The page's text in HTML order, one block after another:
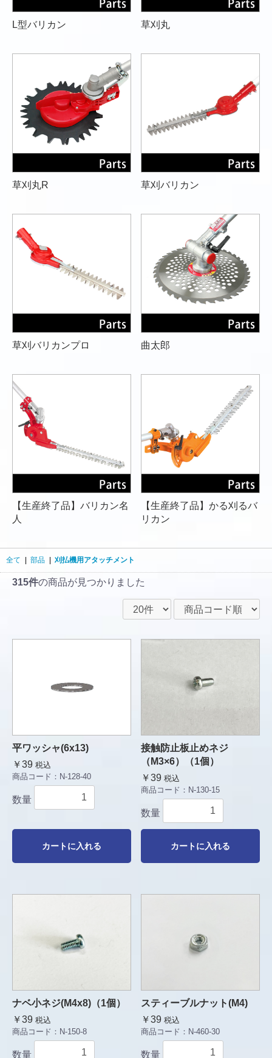
L型バリカン 草刈丸
草刈丸R 草刈バリカン
草刈バリカンプロ 曲太郎
【生産終了品】バリカン名
人
【生産終了品】かる刈るバ
リカン
全て 部品 刈払機用アタッチメント
315件の商品が見つかりました
平ワッシャ(6x13)
￥39 税込
商品コード： N-128-40
数量
カートに入れる
接触防止板止めネジ
（M3×6）（1個）
￥39 税込
商品コード： N-130-15
数量
カートに入れる
ナベ小ネジ(M4x8)（1個）
￥39 税込
商品コード： N-150-8
数量
スティーブルナット(M4)
￥39 税込
商品コード： N-460-30
数量